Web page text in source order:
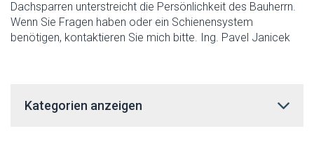
Dachsparren unterstreicht die Persönlichkeit des Bauherrn.
Wenn Sie Fragen haben oder ein Schienensystem
benötigen, kontaktieren Sie mich bitte. Ing. Pavel Janicek
Kategorien anzeigen